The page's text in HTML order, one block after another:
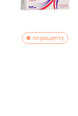
по рецепту